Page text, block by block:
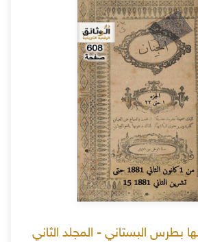
بطرس البستاني - المجلد الثاني